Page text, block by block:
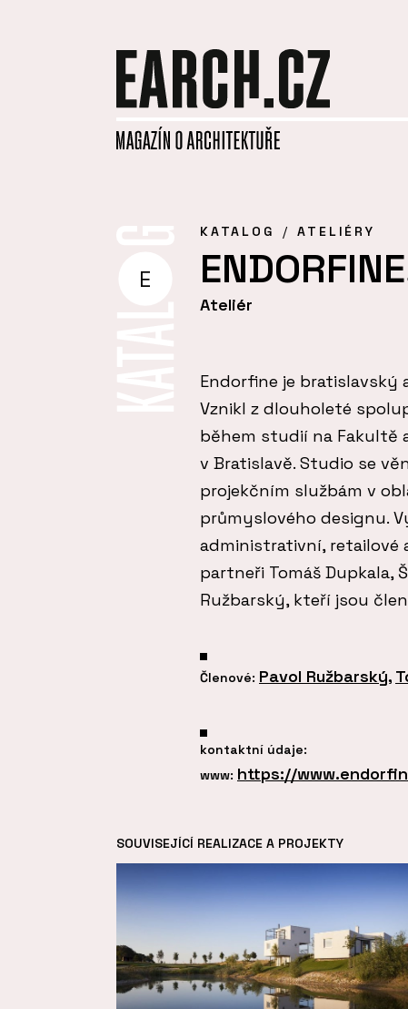
E
KATALOG ATELIÉRY
Ateliér
Endorfine je bratislavský
Vznikl z dlouholeté
během studií na Fakultě
v Bratislavě. Studio se
projekčním službám v
průmyslového designu.
administrativní, retailové
partneři Tomáš Dupkala,
Ružbarský, kteří jsou
Členové: Pavol Ružbarský,
kontaktní údaje:
www: https://
SOUVISEJÍCÍ REALIZACE A PROJEKTY